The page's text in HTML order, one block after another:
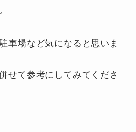
車場など気になると思いま
せて参考にしてみてくださ